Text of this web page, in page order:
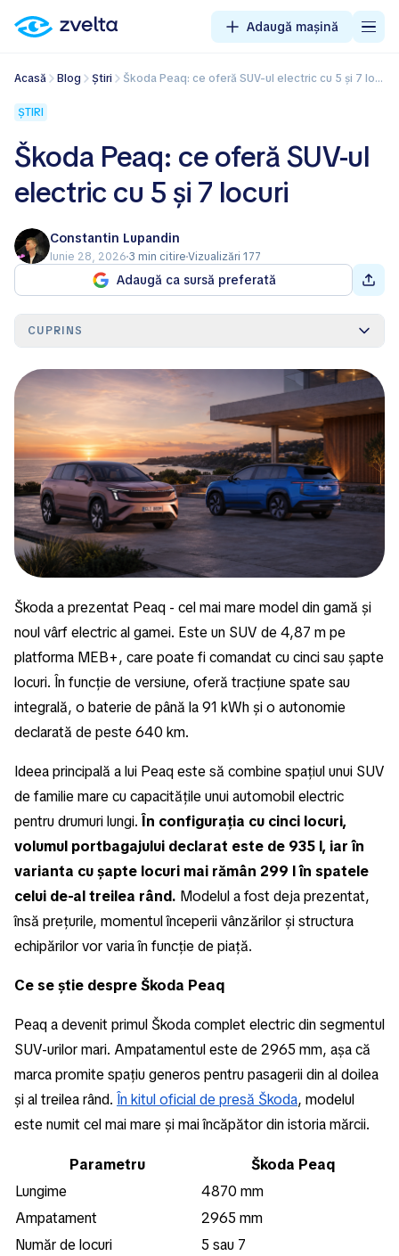
Adaugă mașină
Acasă Blog Știri Škoda Peaq: ce oferă SUV-ul electric cu 5 și 7 locuri
ȘTIRI
Škoda Peaq: ce oferă SUV-ul
electric cu 5 și 7 locuri
Constantin Lupandin
Iunie 28, 2026 3 min citireVizualizări 177
Adaugă ca sursă preferată
CUPRINS
Škoda a prezentat Peaq - cel mai mare model din gamă și
noul vârf electric al gamei. Este un SUV de 4,87 m pe
platforma MEB+, care poate fi comandat cu cinci sau șapte
locuri. În funcție de versiune, oferă tracțiune spate sau
integrală, o baterie de până la 91 kWh și o autonomie
declarată de peste 640 km.
Ideea principală a lui Peaq este să combine spațiul unui SUV
de familie mare cu capacitățile unui automobil electric
pentru drumuri lungi. În configurația cu cinci locuri,
volumul portbagajului declarat este de 935 l, iar în
varianta cu șapte locuri mai rămân 299 l în spatele
celui de-al treilea rând. Modelul a fost deja prezentat,
însă prețurile, momentul începerii vânzărilor și structura
echipărilor vor varia în funcție de piață.
Ce se știe despre Škoda Peaq
Peaq a devenit primul Škoda complet electric din segmentul
SUV-urilor mari. Ampatamentul este de 2965 mm, așa că
marca promite spațiu generos pentru pasagerii din al doilea
și al treilea rând. În kitul oficial de presă Škoda, modelul
este numit cel mai mare și mai încăpător din istoria mărcii.
Parametru
Škoda Peaq
Lungime
4870 mm
Ampatament
2965 mm
Număr de locuri
5 sau 7